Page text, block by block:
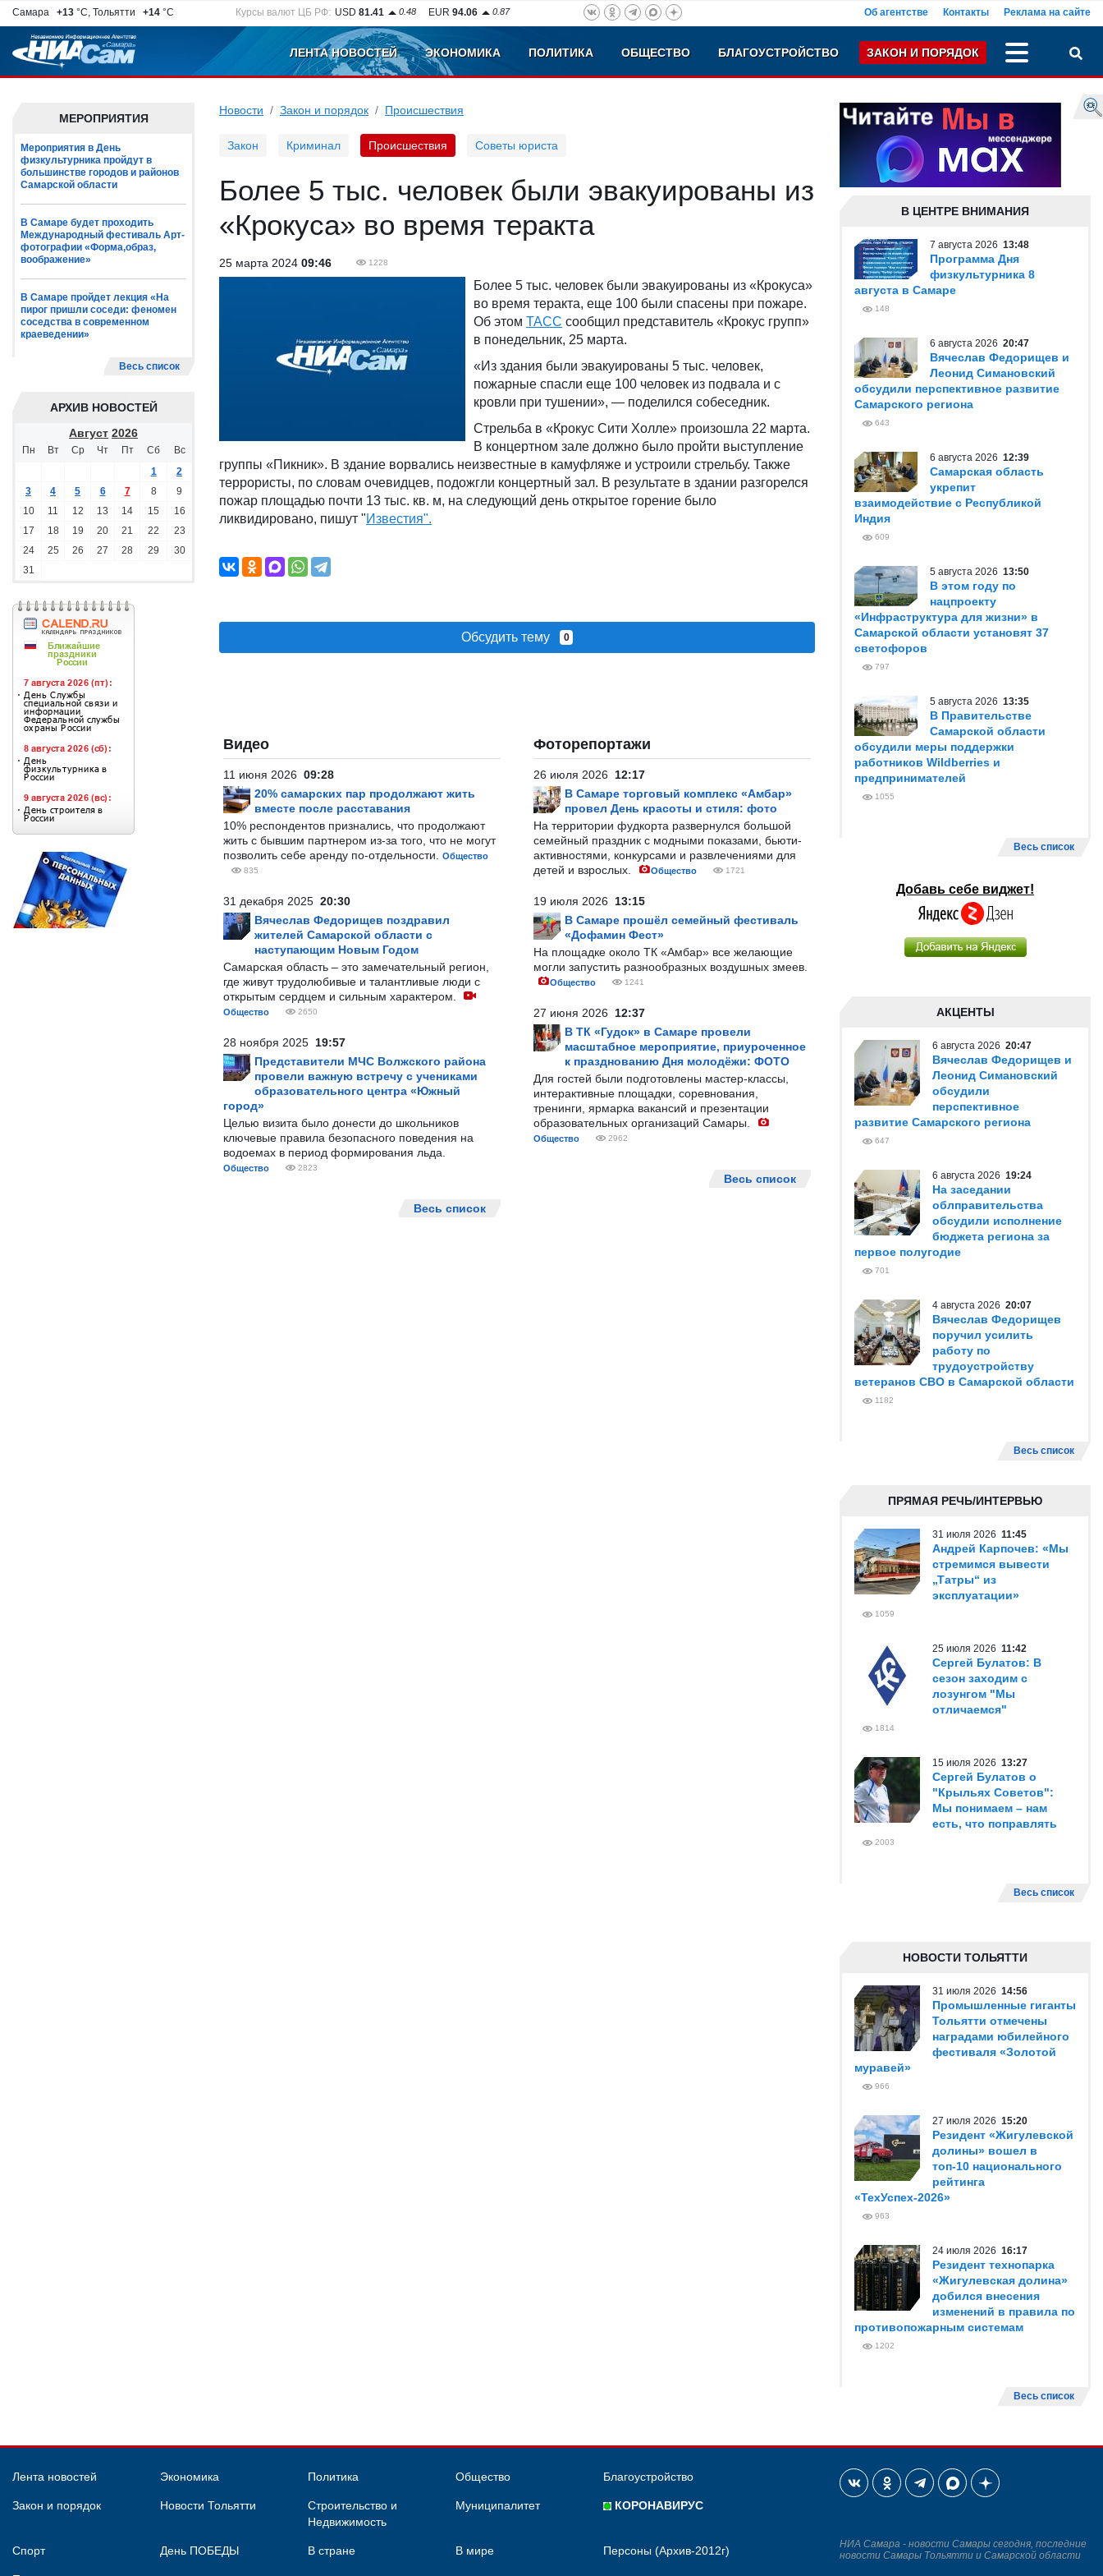
Самара +13 °C, Тольятти +14 °C Курсы валют ЦБ РФ: USD 81.41 0.48 EUR 94.06 0.87 Об агентстве Контакты Реклама на сайте
ЛЕНТА НОВОСТЕЙ ЭКОНОМИКА ПОЛИТИКА ОБЩЕСТВО БЛАГОУСТРОЙСТВО ЗАКОН И ПОРЯДОК
МЕРОПРИЯТИЯ
Мероприятия в День
физкультурника пройдут в
большинстве городов и районов
Самарской области
В Самаре будет проходить
Международный фестиваль Арт-
фотографии «Форма,образ,
воображение»
В Самаре пройдет лекция «На
пирог пришли соседи: феномен
соседства в современном
краеведении»
Весь список
АРХИВ НОВОСТЕЙ
Август 2026
Пн Вт Ср Чт Пт Сб
Вс
1
2
3
4 5 6 7 8
9
10
11 12 13 14 15
16
17
18 19 20 21 22
23
24
25 26 27 28 29
30
31
Новости Закон и порядок Происшествия
Закон Криминал Происшествия Советы юриста
Более 5 тыс. человек были эвакуированы из
«Крокуса» во время теракта
25 марта 2024 09:46 1228
Более 5 тыс. человек были эвакуированы из «Крокуса»
во время теракта, еще 100 были спасены при пожаре.
Об этом ТАСС сообщил представитель «Крокус групп»
в понедельник, 25 марта.
«Из здания были эвакуированы 5 тыс. человек,
пожарные спасли еще 100 человек из подвала и с
кровли при тушении», — поделился собеседник.
Стрельба в «Крокус Сити Холле» произошла 22 марта.
В концертном зале должно было пройти выступление
группы «Пикник». В здание ворвались неизвестные в камуфляже и устроили стрельбу. Также
террористы, по словам очевидцев, подожгли концертный зал. В результате в здании разгорелся
пожар площадью почти 13 тыс. кв. м, на следующий день открытое горение было
ликвидировано, пишут "Известия".
Обсудить тему 0
Видео
11 июня 2026 09:28
20% самарских пар продолжают жить
вместе после расставания
10% респондентов признались, что продолжают
жить с бывшим партнером из-за того, что не могут
позволить себе аренду по-отдельности.
Общество
835
31 декабря 2025 20:30
Вячеслав Федорищев поздравил
жителей Самарской области с
наступающим Новым Годом
Самарская область – это замечательный регион,
где живут трудолюбивые и талантливые люди с
открытым сердцем и сильным характером.
Общество 2650
28 ноября 2025 19:57
Представители МЧС Волжского района
провели важную встречу с учениками
образовательного центра «Южный
город»
Целью визита было донести до школьников
ключевые правила безопасного поведения на
водоемах в период формирования льда.
Общество 2823
Весь список
Фоторепортажи
26 июля 2026 12:17
В Самаре торговый комплекс «Амбар»
провел День красоты и стиля: фото
На территории фудкорта развернулся большой
семейный праздник с модными показами, бьюти-
активностями, конкурсами и развлечениями для
детей и взрослых.
Общество 1721
19 июля 2026 13:15
В Самаре прошёл семейный фестиваль
«Дофамин Фест»
На площадке около ТК «Амбар» все желающие
могли запустить разнообразных воздушных змеев.
Общество 1241
27 июня 2026 12:37
В ТК «Гудок» в Самаре провели
масштабное мероприятие, приуроченное
к празднованию Дня молодёжи: ФОТО
Для гостей были подготовлены мастер-классы,
интерактивные площадки, соревнования,
тренинги, ярмарка вакансий и презентации
образовательных организаций Самары.
Общество 2962
Весь список
В ЦЕНТРЕ ВНИМАНИЯ
7 августа 2026 13:48
Программа Дня
физкультурника 8
августа в Самаре
148
6 августа 2026 20:47
Вячеслав Федорищев и
Леонид Симановский
обсудили перспективное развитие
Самарского региона
643
6 августа 2026 12:39
Самарская область
укрепит
взаимодействие с Республикой
Индия
609
5 августа 2026 13:50
В этом году по
нацпроекту
«Инфраструктура для жизни» в
Самарской области установят 37
светофоров
797
5 августа 2026 13:35
В Правительстве
Самарской области
обсудили меры поддержки
работников Wildberries и
предпринимателей
1055
Весь список
Добавь себе виджет!
АКЦЕНТЫ
6 августа 2026 20:47
Вячеслав Федорищев и
Леонид Симановский
обсудили
перспективное
развитие Самарского региона
647
6 августа 2026 19:24
На заседании
облправительства
обсудили исполнение
бюджета региона за
первое полугодие
701
4 августа 2026 20:07
Вячеслав Федорищев
поручил усилить
работу по
трудоустройству
ветеранов СВО в Самарской области
1182
Весь список
ПРЯМАЯ РЕЧЬ/ИНТЕРВЬЮ
31 июля 2026 11:45
Андрей Карпочев: «Мы
стремимся вывести
„Татры“ из
эксплуатации»
1059
25 июля 2026 11:42
Сергей Булатов: В
сезон заходим с
лозунгом "Мы
отличаемся"
1814
15 июля 2026 13:27
Сергей Булатов о
"Крыльях Советов":
Мы понимаем – нам
есть, что поправлять
2003
Весь список
НОВОСТИ ТОЛЬЯТТИ
31 июля 2026 14:56
Промышленные гиганты
Тольятти отмечены
наградами юбилейного
фестиваля «Золотой
муравей»
966
27 июля 2026 15:20
Резидент «Жигулевской
долины» вошел в
топ-10 национального
рейтинга
«ТехУспех-2026»
963
24 июля 2026 16:17
Резидент технопарка
«Жигулевская долина»
добился внесения
изменений в правила по
противопожарным системам
1202
Весь список
Лента новостей Экономика Политика Общество Благоустройство
Закон и порядок Новости Тольятти
Строительство и
Недвижимость
Муниципалитет КОРОНАВИРУС
Спорт День ПОБЕДЫ В стране В мире Персоны (Архив-2012г)
НИА Самара - новости Самары сегодня, последние
новости Самары Тольятти и Самарской области